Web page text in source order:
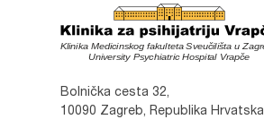
Bolnička cesta 32,
10090 Zagreb, Republika Hrvatska